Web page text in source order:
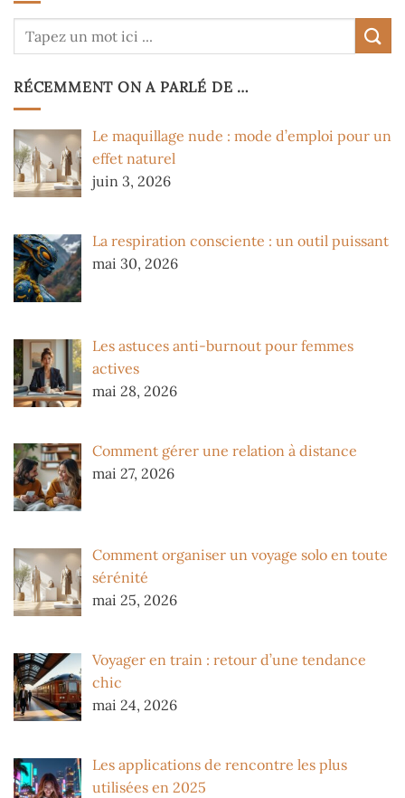
RÉCEMMENT ON A PARLÉ DE …
Le maquillage nude : mode d’emploi pour un
effet naturel
juin 3, 2026
La respiration consciente : un outil puissant
mai 30, 2026
Les astuces anti-burnout pour femmes
actives
mai 28, 2026
Comment gérer une relation à distance
mai 27, 2026
Comment organiser un voyage solo en toute
sérénité
mai 25, 2026
Voyager en train : retour d’une tendance
chic
mai 24, 2026
Les applications de rencontre les plus
utilisées en 2025